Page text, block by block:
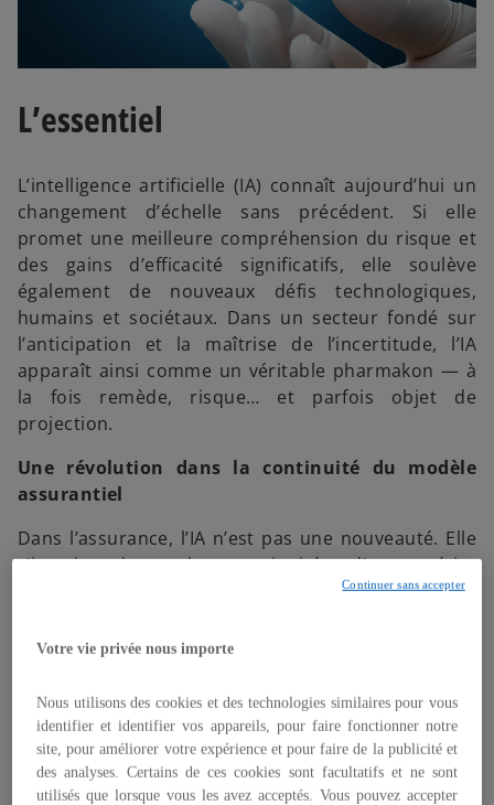
L’essentiel
L’intelligence artificielle (IA) connaît aujourd’hui un
changement d’échelle sans précédent. Si elle
promet une meilleure compréhension du risque et
des gains d’efficacité significatifs, elle soulève
également de nouveaux défis technologiques,
humains et sociétaux. Dans un secteur fondé sur
l’anticipation et la maîtrise de l’incertitude, l’IA
apparaît ainsi comme un véritable pharmakon — à
la fois remède, risque… et parfois objet de
projection.
Une révolution dans la continuité du modèle
assurantiel
Dans l’assurance, l’IA n’est pas une nouveauté. Elle
s’inscrit dans la continuité d’un métier
historiquement fondé sur la donnée, qu’il s’agisse
ou de prévisions. La différence aujourd’hui tient à
traiter et stocker des volumes de donnée et
d’information beaucoup plus vastes, y compris
non structurées,
accélérer drastiquement les délais d’analyse,
Votre vie privée nous importe
Nous utilisons des cookies et des technologies similaires pour vous
identifier et identifier vos appareils, pour faire fonctionner notre
site, pour améliorer votre expérience et pour faire de la publicité et
des analyses. Certains de ces cookies sont facultatifs et ne sont
utilisés que lorsque vous les avez acceptés. Vous pouvez accepter
Continuer sans accepter